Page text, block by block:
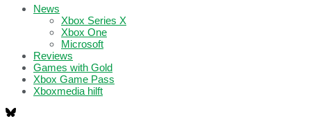
News
Xbox Series X
Xbox One
Microsoft
Reviews
Games with Gold
Xbox Game Pass
Xboxmedia hilft